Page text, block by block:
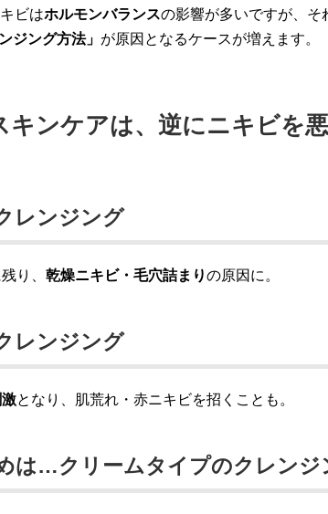
ビはホルモンバランスの影響が多いですが、そ
ジング方法」 が原因となるケースが増えます。
キンケアは、逆にニキビを
レンジング
り、 乾燥ニキビ・毛穴詰まりの原因に。
レンジング
となり、肌荒れ・赤ニキビを招くことも。
は…クリームタイプのクレンジ